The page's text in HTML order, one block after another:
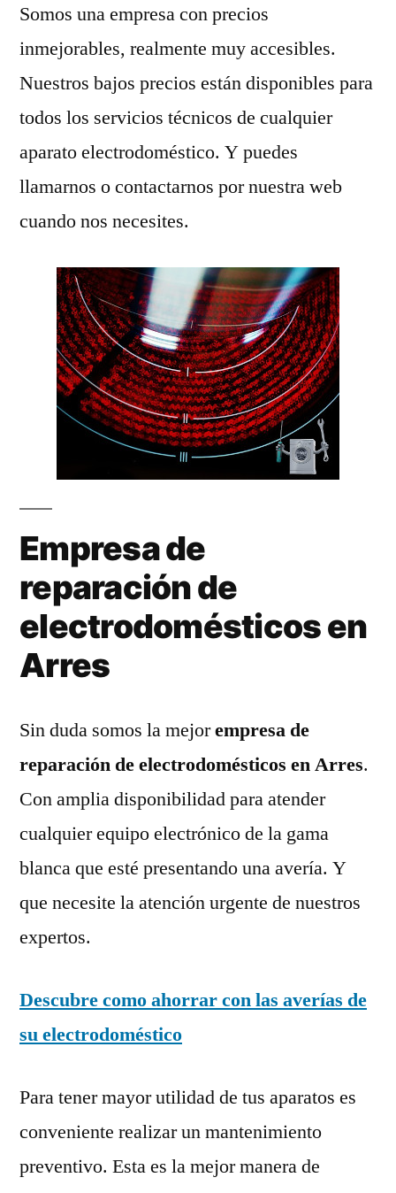
Somos una empresa con precios
inmejorables, realmente muy accesibles.
Nuestros bajos precios están disponibles para
todos los servicios técnicos de cualquier
aparato electrodoméstico. Y puedes
llamarnos o contactarnos por nuestra web
cuando nos necesites.
Empresa de
reparación de
electrodomésticos en
Arres
Sin duda somos la mejorempresa de
reparación de electrodomésticos en Arres.
Con amplia disponibilidad para atender
cualquier equipo electrónico de la gama
blanca que esté presentando una avería. Y
que necesite la atención urgente de nuestros
expertos.
Descubre como ahorrar con las averías de
su electrodoméstico
Para tener mayor utilidad de tus aparatos es
conveniente realizar un mantenimiento
preventivo. Esta es la mejor manera de